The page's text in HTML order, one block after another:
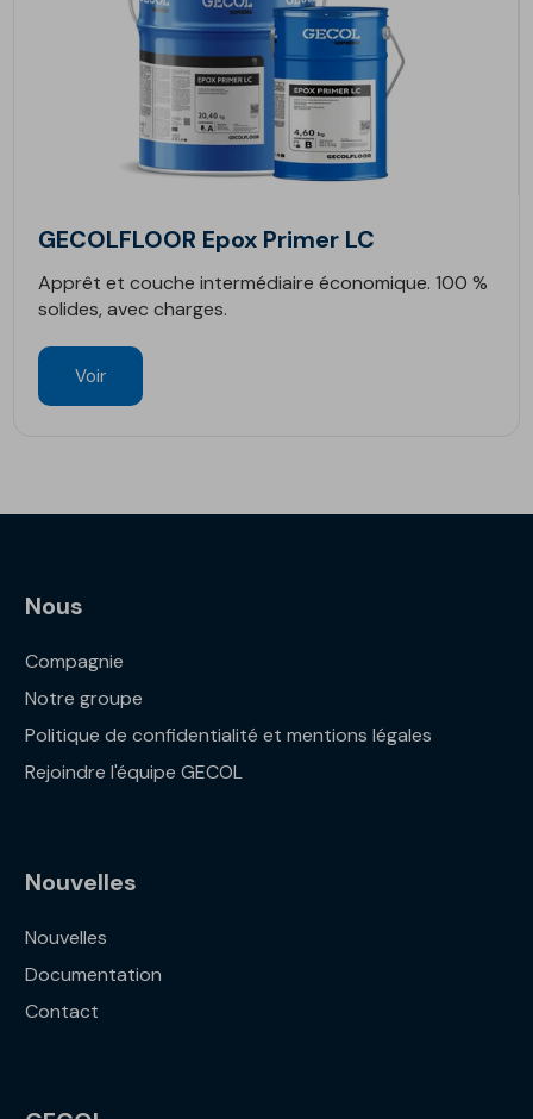
GECOLFLOOR Epox Primer LC
Apprêt et couche intermédiaire économique. 100 %
solides, avec charges.
Voir
Nous
Compagnie
Notre groupe
Politique de confidentialité et mentions légales
Rejoindre l'équipe GECOL
Nouvelles
Nouvelles
Documentation
Contact